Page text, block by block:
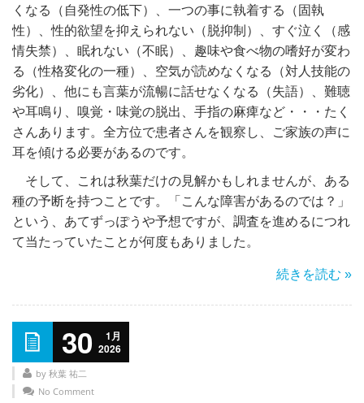
くなる（自発性の低下）、一つの事に執着する（固執
性）、性的欲望を抑えられない（脱抑制）、すぐ泣く（感
情失禁）、眠れない（不眠）、趣味や食べ物の嗜好が変わ
る（性格変化の一種）、空気が読めなくなる（対人技能の
劣化）、他にも言葉が流暢に話せなくなる（失語）、難聴
や耳鳴り、嗅覚・味覚の脱出、手指の麻痺など・・・たく
さんあります。全方位で患者さんを観察し、ご家族の声に
耳を傾ける必要があるのです。
そして、これは秋葉だけの見解かもしれませんが、ある
種の予断を持つことです。「こんな障害があるのでは？」
という、あてずっぽうや予想ですが、調査を進めるにつれ
て当たっていたことが何度もありました。
続きを読む »
30
1月
2026
by 秋葉 祐二
No Comment